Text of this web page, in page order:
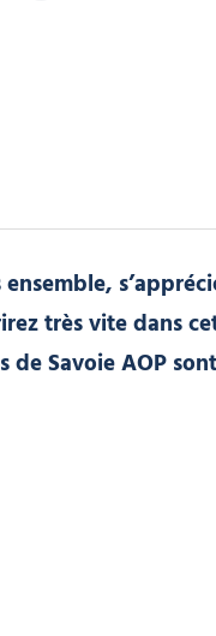
très vite dans
Savoie AOP